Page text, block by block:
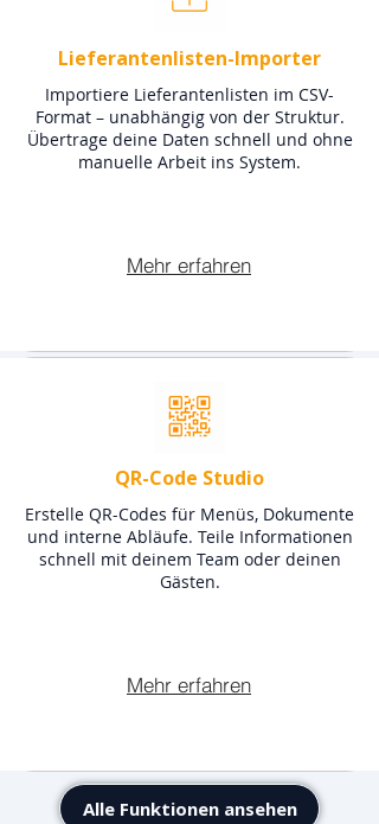
Lieferantenlisten-Importer
Importiere Lieferantenlisten im CSV-
Format – unabhängig von der Struktur.
Übertrage deine Daten schnell und ohne
manuelle Arbeit ins System.
Mehr erfahren
QR-Code Studio
Erstelle QR-Codes für Menüs, Dokumente
und interne Abläufe. Teile Informationen
schnell mit deinem Team oder deinen
Gästen.
Mehr erfahren
Alle Funktionen ansehen